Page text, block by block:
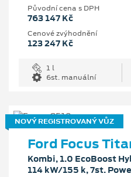
Původní cena s DPH
763 147 Kč
Cenové zvýhodnění
123 247 Kč
1 l
6st. manuální
NOVÝ REGISTROVANÝ VŮZ
Ford Focus
Kombi, 1.0 EcoBoost
114 kW/155 k, 7st.